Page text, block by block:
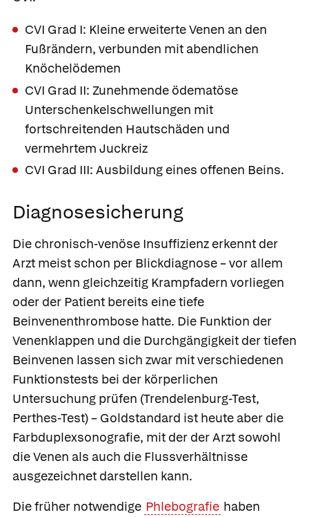
CVI Grad I: Kleine erweiterte Venen an den
Fußrändern, verbunden mit abendlichen
Knöchelödemen
CVI Grad II: Zunehmende ödematöse
Unterschenkelschwellungen mit
fortschreitenden Hautschäden und
vermehrtem Juckreiz
CVI Grad III: Ausbildung eines offenen Beins.
Diagnosesicherung
Die chronisch-venöse Insuffizienz erkennt der
Arzt meist schon per Blickdiagnose – vor allem
dann, wenn gleichzeitig Krampfadern vorliegen
oder der Patient bereits eine tiefe
Beinvenenthrombose hatte. Die Funktion der
Venenklappen und die Durchgängigkeit der tiefen
Beinvenen lassen sich zwar mit verschiedenen
Funktionstests bei der körperlichen
Untersuchung prüfen (Trendelenburg-Test,
Perthes-Test) – Goldstandard ist heute aber die
Farbduplexsonografie, mit der der Arzt sowohl
die Venen als auch die Flussverhältnisse
ausgezeichnet darstellen kann.
Die früher notwendige Phlebografie haben